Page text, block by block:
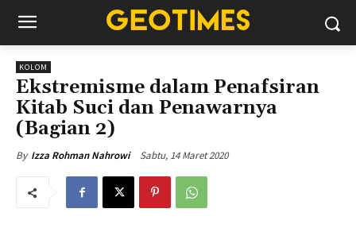
KOLOM
Ekstremisme dalam Penafsiran
Kitab Suci dan Penawarnya
(Bagian 2)
By Izza Rohman Nahrowi Sabtu, 14 Maret 2020